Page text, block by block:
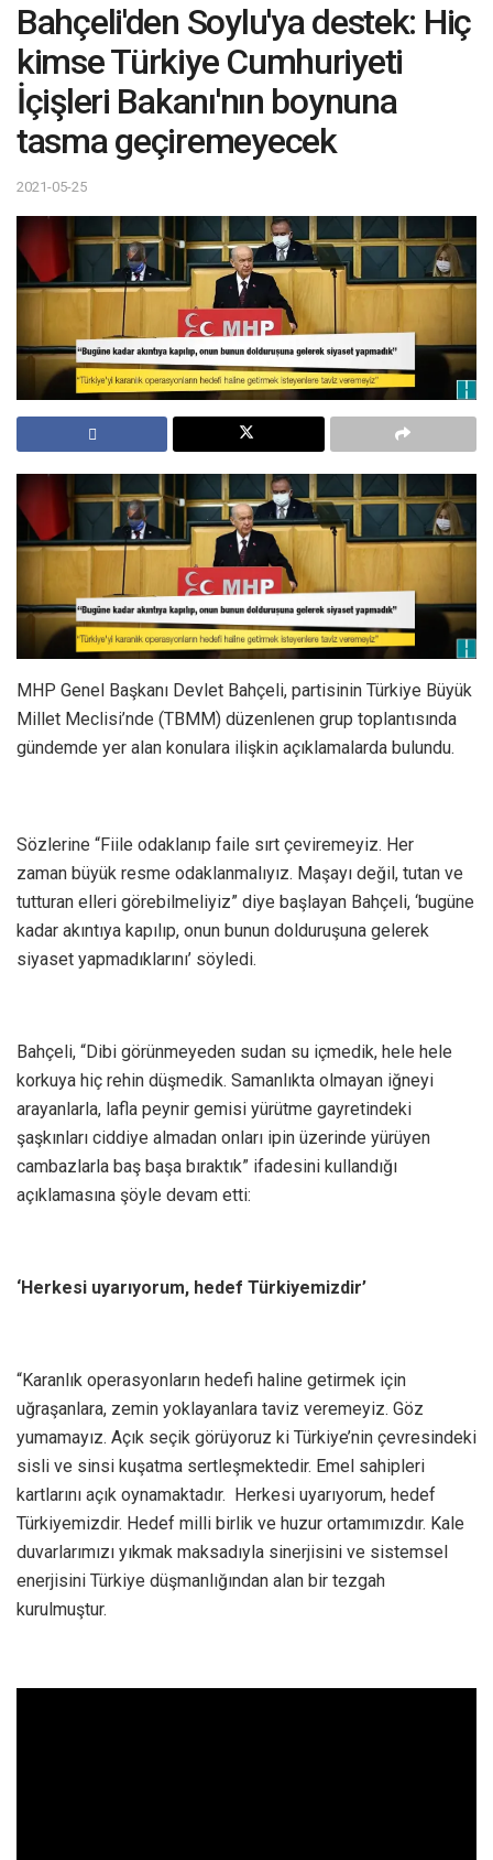
Bahçeli'den Soylu'ya destek: Hiç
kimse Türkiye Cumhuriyeti
İçişleri Bakanı'nın boynuna
tasma geçiremeyecek
2021-05-25
MHP Genel Başkanı Devlet Bahçeli, partisinin Türkiye Büyük
Millet Meclisi’nde (TBMM) düzenlenen grup toplantısında
gündemde yer alan konulara ilişkin açıklamalarda bulundu.
Sözlerine “Fiile odaklanıp faile sırt çeviremeyiz. Her
zaman büyük resme odaklanmalıyız. Maşayı değil, tutan ve
tutturan elleri görebilmeliyiz” diye başlayan Bahçeli, ‘bugüne
kadar akıntıya kapılıp, onun bunun dolduruşuna gelerek
siyaset yapmadıklarını’ söyledi.
Bahçeli, “Dibi görünmeyeden sudan su içmedik, hele hele
korkuya hiç rehin düşmedik. Samanlıkta olmayan iğneyi
arayanlarla, lafla peynir gemisi yürütme gayretindeki
şaşkınları ciddiye almadan onları ipin üzerinde yürüyen
cambazlarla baş başa bıraktık” ifadesini kullandığı
açıklamasına şöyle devam etti:
‘Herkesi uyarıyorum, hedef Türkiyemizdir’
“Karanlık operasyonların hedefi haline getirmek için
uğraşanlara, zemin yoklayanlara taviz veremeyiz. Göz
yumamayız. Açık seçik görüyoruz ki Türkiye’nin çevresindeki
sisli ve sinsi kuşatma sertleşmektedir. Emel sahipleri
kartlarını açık oynamaktadır. Herkesi uyarıyorum, hedef
Türkiyemizdir. Hedef milli birlik ve huzur ortamımızdır. Kale
duvarlarımızı yıkmak maksadıyla sinerjisini ve sistemsel
enerjisini Türkiye düşmanlığından alan bir tezgah
kurulmuştur.